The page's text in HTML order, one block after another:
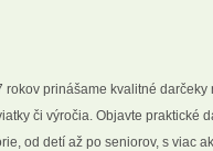
rokov prinášame kvalitné
či výročia. Objavte praktické
od detí až po seniorov, s viac